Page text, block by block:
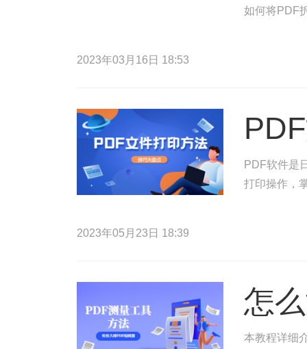
如何将PDF
2023年03月16日 18:53
PDF软件是
打印操作，
2023年05月23日 18:39
怎
本教程详细